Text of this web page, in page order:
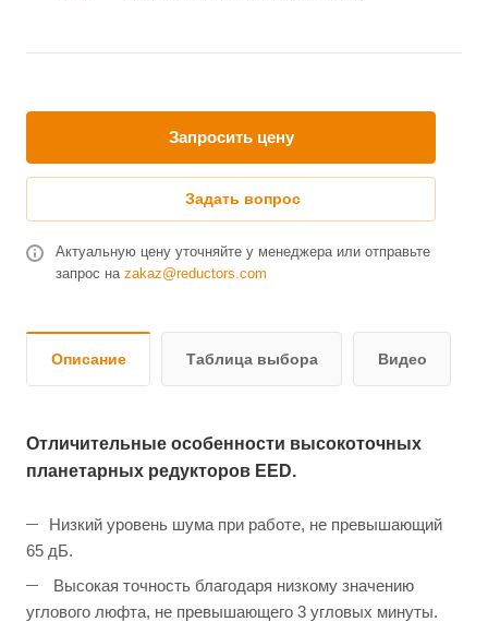
Запросить цену
Задать вопрос
Актуальную цену уточняйте у менеджера или отправьте
запрос на zakaz@reductors.com
Описание Таблица выбора Видео
Отличительные особенности высокоточных
планетарных редукторов EED.
Низкий уровень шума при работе, не превышающий
65 дБ.
Высокая точность благодаря низкому значению
углового люфта, не превышающего 3 угловых минуты.